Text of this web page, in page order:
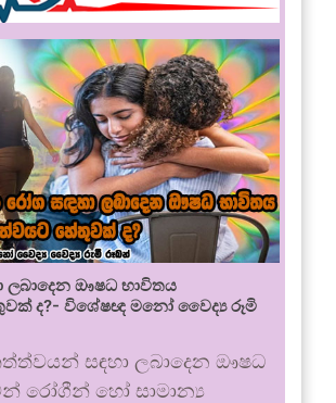
ලබාදෙන ඖෂධ භාවිතය
ද?- විශේෂඥ මනෝ වෛද්‍ය රූමි
සඳහා ලබාදෙන ඖෂධ
රෝගීන් හෝ සාමාන්‍ය